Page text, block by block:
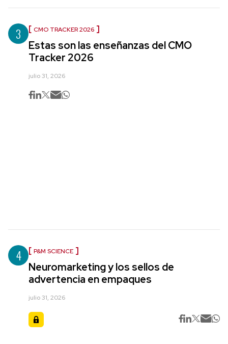
3 CMO TRACKER 2026
Estas son las enseñanzas del CMO
Tracker 2026
julio 31, 2026
4 P&M SCIENCE
Neuromarketing y los sellos de
advertencia en empaques
julio 31, 2026